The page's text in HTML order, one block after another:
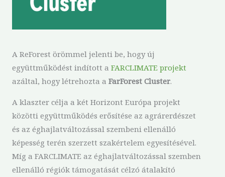
A ReForest örömmel jelenti be, hogy új
együttműködést indított a FARCLIMATE projekt
azáltal, hogy létrehozta a FarForest Cluster.
A klaszter célja a két Horizont Európa projekt
közötti együttműködés erősítése az agrárerdészet
és az éghajlatváltozással szembeni ellenálló
képesség terén szerzett szakértelem egyesítésével.
Míg a FARCLIMATE az éghajlatváltozással szemben
ellenálló régiók támogatását célzó átalakító